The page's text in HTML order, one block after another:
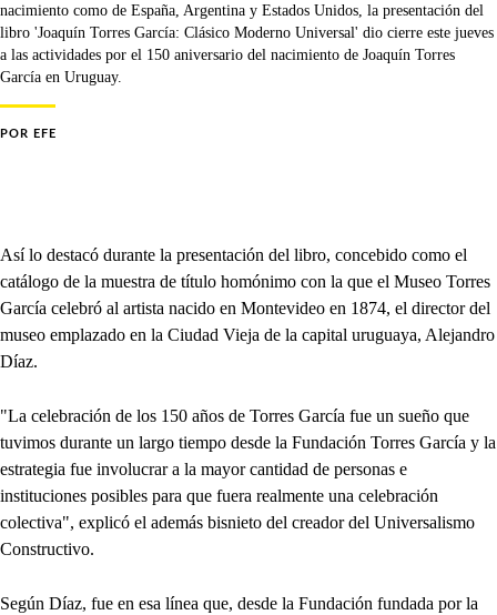
nacimiento como de España, Argentina y Estados Unidos, la presentación del
libro 'Joaquín Torres García: Clásico Moderno Universal' dio cierre este jueves
a las actividades por el 150 aniversario del nacimiento de Joaquín Torres
García en Uruguay.
POR EFE
Así lo destacó durante la presentación del libro, concebido como el
catálogo de la muestra de título homónimo con la que el Museo Torres
García celebró al artista nacido en Montevideo en 1874, el director del
museo emplazado en la Ciudad Vieja de la capital uruguaya, Alejandro
Díaz.
"La celebración de los 150 años de Torres García fue un sueño que
tuvimos durante un largo tiempo desde la Fundación Torres García y la
estrategia fue involucrar a la mayor cantidad de personas e
instituciones posibles para que fuera realmente una celebración
colectiva", explicó el además bisnieto del creador del Universalismo
Constructivo.
Según Díaz, fue en esa línea que, desde la Fundación fundada por la